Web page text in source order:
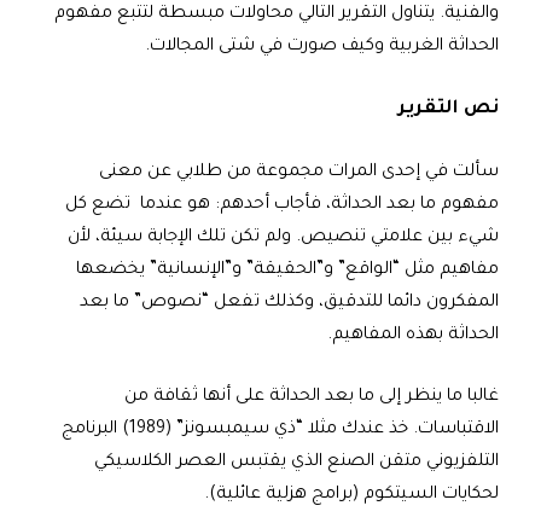
والفنية. يتناول التقرير التالي محاولات مبسطة لتتبع مفهوم
الحداثة الغربية وكيف صورت في شتى المجالات.
نص التقرير
سألت في إحدى المرات مجموعة من طلابي عن معنى
مفهوم ما بعد الحداثة، فأجاب أحدهم: هو عندما تضع كل
شيء بين علامتي تنصيص. ولم تكن تلك الإجابة سيئة، لأن
مفاهيم مثل “الواقع” و”الحقيقة” و”الإنسانية” يخضعها
المفكرون دائما للتدقيق، وكذلك تفعل “نصوص” ما بعد
الحداثة بهذه المفاهيم.
غالبا ما ينظر إلى ما بعد الحداثة على أنها ثقافة من
الاقتباسات. خذ عندك مثلا “ذي سيمبسونز” (1989) البرنامج
التلفزيوني متقن الصنع الذي يقتبس العصر الكلاسيكي
لحكايات السيتكوم (برامج هزلية عائلية).